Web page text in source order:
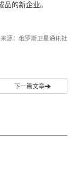
的新企业。
源：俄罗斯卫星通讯社
下一篇文章